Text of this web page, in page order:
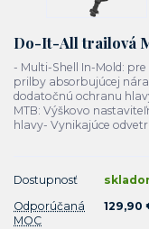
Do-It-All trailová
- Multi-Shell In-Mold:
prilby absorbujúcej
dodatočnú ochranu
MTB: Výškovo
hlavy- Vynikajúce
Dostupnosť
Odporúčaná
MOC
129,90